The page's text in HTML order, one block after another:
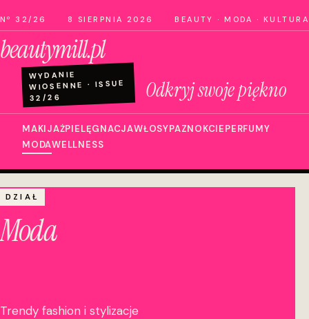
Nº 32/26 8 SIERPNIA 2026 BEAUTY · MODA · KULTURA
beautymill.pl
WYDANIE
WIOSENNE · ISSUE
32/26 Odkryj swoje piękno
MAKIJAŻPIELĘGNACJAWŁOSYPAZNOKCIEPERFUMY
MODAWELLNESS
DZIAŁ
Moda
Trendy fashion i stylizacje